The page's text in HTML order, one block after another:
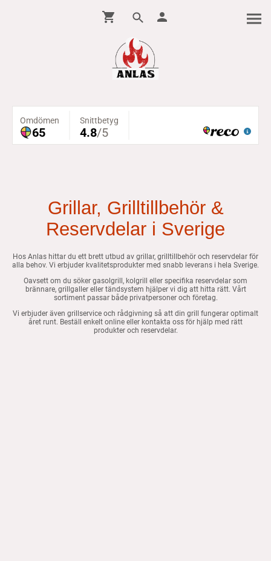
Grillar, Grilltillbehör &
Reservdelar i Sverige
Hos Anlas hittar du ett brett utbud av grillar, grilltillbehör och reservdelar för
alla behov. Vi erbjuder kvalitetsprodukter med snabb leverans i hela Sverige.
Oavsett om du söker gasolgrill, kolgrill eller specifika reservdelar som
brännare, grillgaller eller tändsystem hjälper vi dig att hitta rätt. Vårt
sortiment passar både privatpersoner och företag.
Vi erbjuder även grillservice och rådgivning så att din grill fungerar optimalt
året runt. Beställ enkelt online eller kontakta oss för hjälp med rätt
produkter och reservdelar.